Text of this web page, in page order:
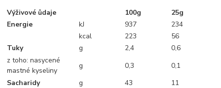
Výživové ůdaje
100g
25g
Energie
kJ 937
234
kcal
223
56
Tuky
g 2,4
0,6
z toho: nasycené
mastné kyseliny
g 0,3
0,1
Sacharidy
g 43
11